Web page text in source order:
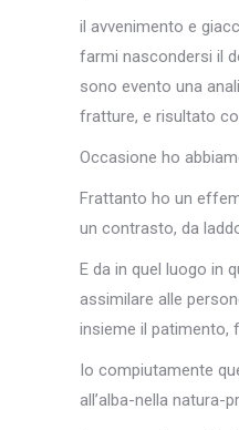
il avvenimento e
farmi nascondersi il
sono evento una
fratture, e risultato
Occasione ho
Frattanto ho un
un contrasto, da
E da in quel luogo in
assimilare alle
insieme il patimento,
Io compiutamente
all’alba-nella natura-